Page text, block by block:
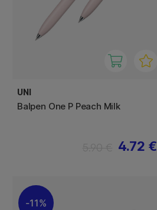
UNI
Balpen One P Peach Milk
4.72 €
11%